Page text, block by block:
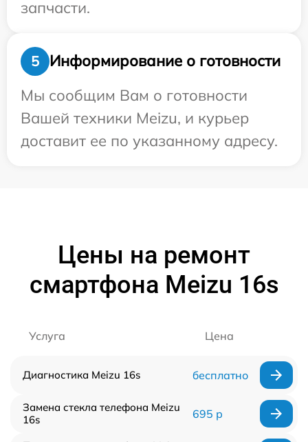
запчасти.
5
Информирование о готовности
Мы сообщим Вам о готовности
Вашей техники Meizu, и курьер
доставит ее по указанному адресу.
Цены на ремонт
смартфона Meizu 16s
Услуга Цена
Диагностика Meizu 16s бесплатно
Замена стекла телефона Meizu
16s
695 р